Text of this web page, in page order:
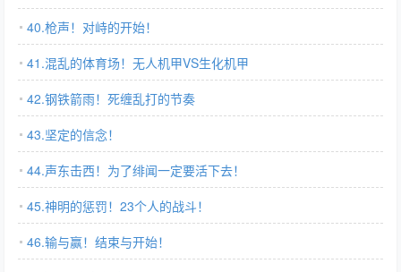
40.枪声！对峙的开始！
41.混乱的体育场！无人机甲VS生化机甲
42.钢铁箭雨！死缠乱打的节奏
43.坚定的信念！
44.声东击西！为了绯闻一定要活下去！
45.神明的惩罚！23个人的战斗！
46.输与赢！结束与开始！